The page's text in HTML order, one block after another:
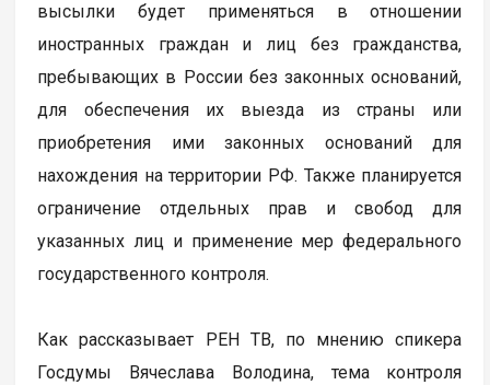
высылки будет применяться в отношении
иностранных граждан и лиц без гражданства,
пребывающих в России без законных оснований,
для обеспечения их выезда из страны или
приобретения ими законных оснований для
нахождения на территории РФ. Также планируется
ограничение отдельных прав и свобод для
указанных лиц и применение мер федерального
государственного контроля.
Как рассказывает РЕН ТВ, по мнению спикера
Госдумы Вячеслава Володина, тема контроля